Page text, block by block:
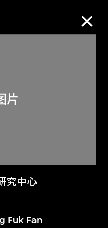
究中心
Fuk Fan
二十一世纪视觉